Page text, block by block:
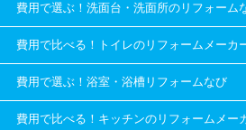
費用で選ぶ！洗面台・洗面所のリフォーム
費用で比べる！トイレのリフォームメーカ
費用で選ぶ！浴室・浴槽リフォームなび
費用で比べる！キッチンのリフォームメー